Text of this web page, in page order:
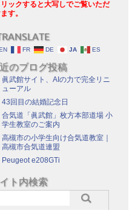
ックすると大写しでご覧いただ
す。
FR DE JA ES
のブログ投稿
眞武館サイト、AIの力で完全リニ
ューアル
43回目の結婚記念日
合気道「眞武館」枚方本部道場 小
学生教室のご案内
高槻市の小学生向け合気道教室｜
高槻市合気道連盟
Peugeot e208GTi
ト内検索